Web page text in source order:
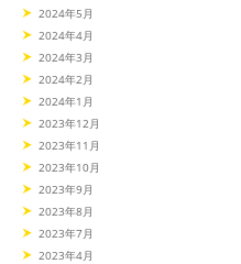
2024年5月
2024年4月
2024年3月
2024年2月
2024年1月
2023年12月
2023年11月
2023年10月
2023年9月
2023年8月
2023年7月
2023年4月